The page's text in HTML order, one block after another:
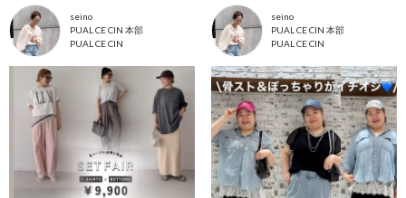
seino
PUAL CE CIN 本部
PUAL CE CIN
seino
PUAL CE CIN 本部
PUAL CE CIN